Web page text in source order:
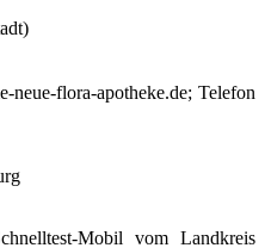
flora-apotheke.de; Telefon
Mobil vom Landkreis